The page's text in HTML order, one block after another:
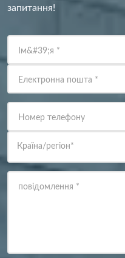
запитання!
Ім&#39;я *
Електронна пошта *
Номер телефону
Країна/регіон*
повідомлення *